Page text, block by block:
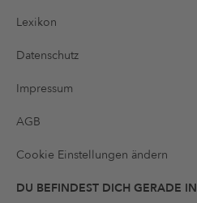
Lexikon
Datenschutz
Impressum
AGB
Cookie Einstellungen ändern
DU BEFINDEST DICH GERADE IN